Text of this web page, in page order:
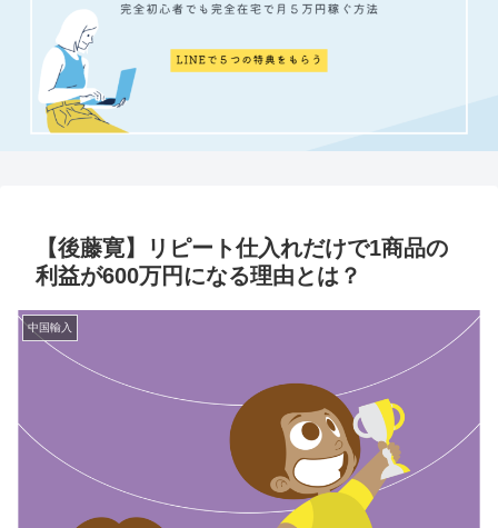
【後藤寛】リピート仕入れだけで1商品の
利益が600万円になる理由とは？
中国輸入